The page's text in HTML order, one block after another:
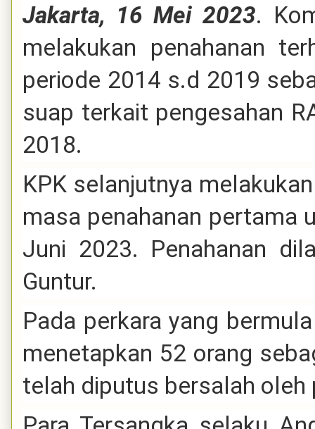
Jakarta, 16 Mei 2023.
melakukan penahanan
periode 2014 s.d 2019
suap terkait pengesahan
2018.
KPK selanjutnya
masa penahanan pertama
Juni 2023. Penahanan
Guntur.
Pada perkara yang
menetapkan 52 orang
telah diputus bersalah